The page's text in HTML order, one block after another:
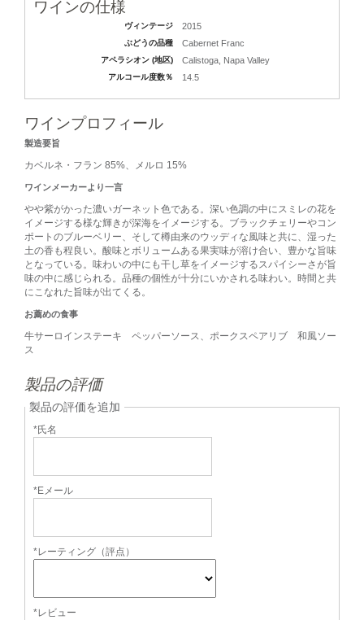
ワインの仕様
ヴィンテージ 2015
ぶどうの品種 Cabernet Franc
アペラシオン (地区) Calistoga, Napa Valley
アルコール度数％ 14.5
ワインプロフィール
製造要旨
カベルネ・フラン 85%、メルロ 15%
ワインメーカーより一言
やや紫がかった濃いガーネット色である。深い色調の中にスミレの花を
イメージする様な輝きが深海をイメージする。ブラックチェリーやコン
ポートのブルーベリー、そして樽由来のウッディな風味と共に、湿った
土の香も程良い。酸味とボリュームある果実味が溶け合い、豊かな旨味
となっている。味わいの中にも干し草をイメージするスパイシーさが旨
味の中に感じられる。品種の個性が十分にいかされる味わい。時間と共
にこなれた旨味が出てくる。
お薦めの食事
牛サーロインステーキ ペッパーソース、ポークスペアリブ 和風ソー
ス
製品の評価
製品の評価を追加
*氏名
*Eメール
*レーティング（評点）
*レビュー